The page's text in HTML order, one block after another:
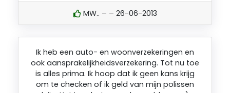
MW.. – – 26-06-2013
Ik heb een auto- en woonverzekeringen en
ook aansprakelijkheidsverzekering. Tot nu toe
is alles prima. Ik hoop dat ik geen kans krijg
om te checken of ik geld van mijn polissen